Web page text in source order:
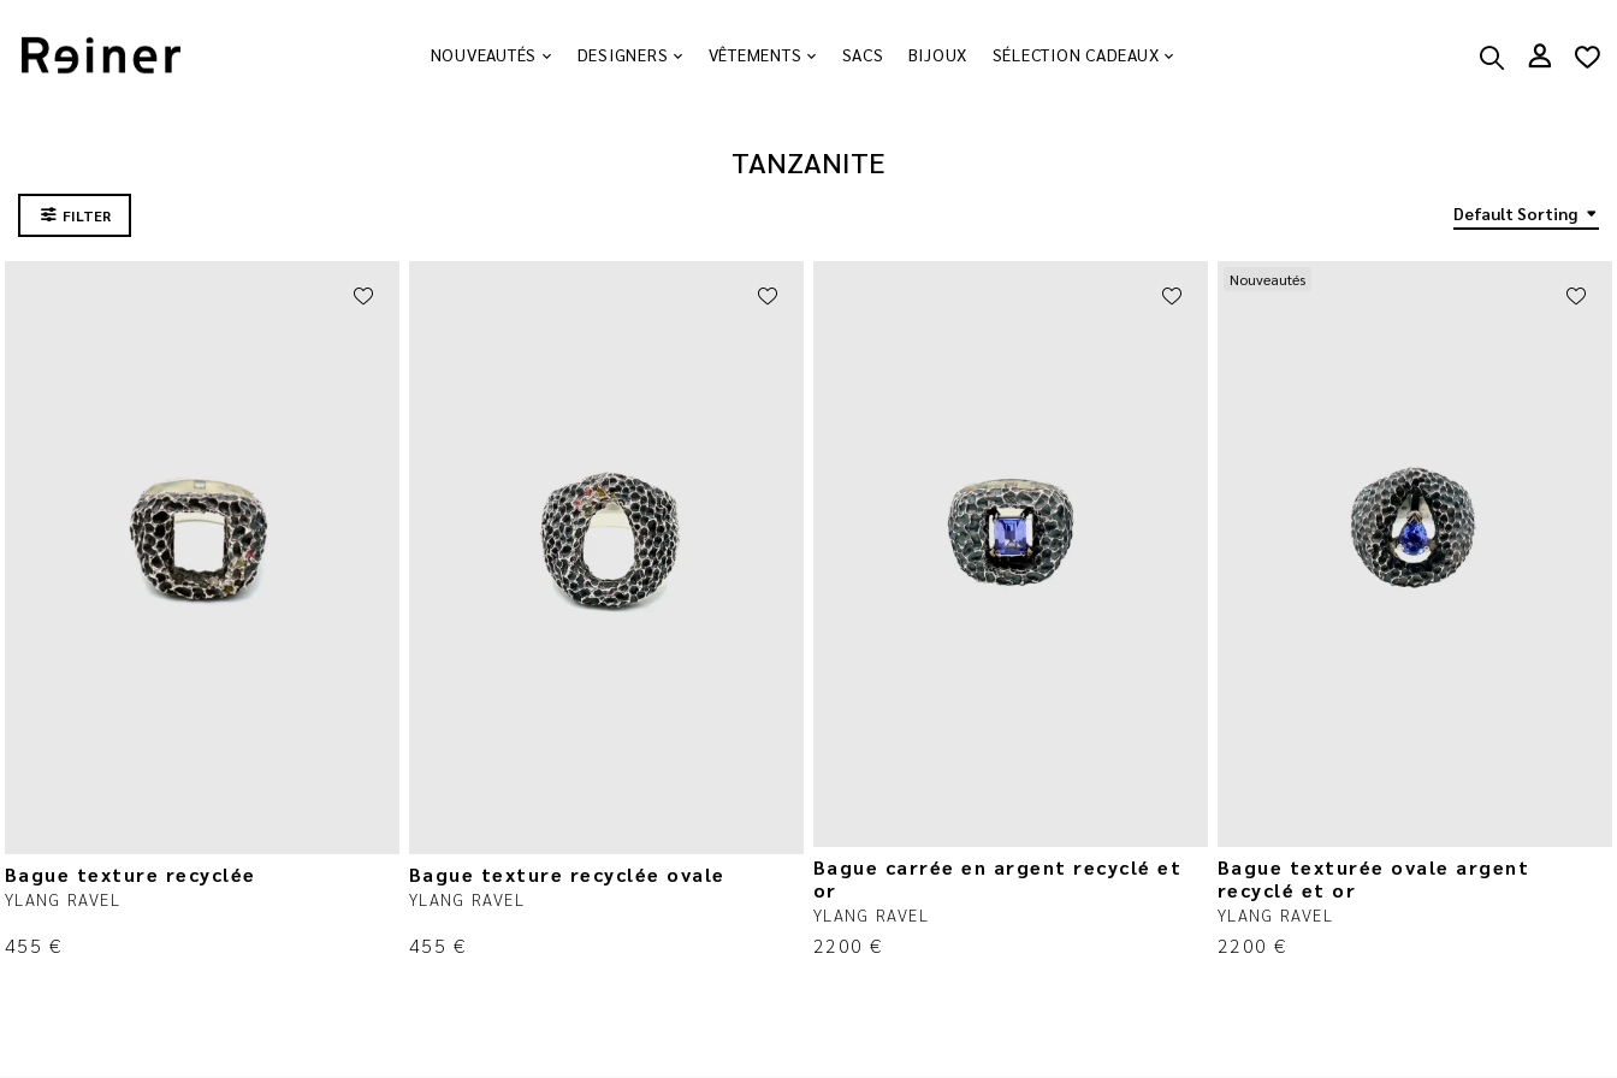
NOUVEAUTÉS DESIGNERS VÊTEMENTS SACS BIJOUX SÉLECTION CADEAUX
TANZANITE
FILTER Default Sorting
Bague texture recyclée
YLANG RAVEL
455 €
Bague texture recyclée ovale
YLANG RAVEL
455 €
Bague carrée en argent recyclé et
or
YLANG RAVEL
2200€
Nouveautés
Bague texturée ovale argent
recyclé et or
YLANG RAVEL
2200€